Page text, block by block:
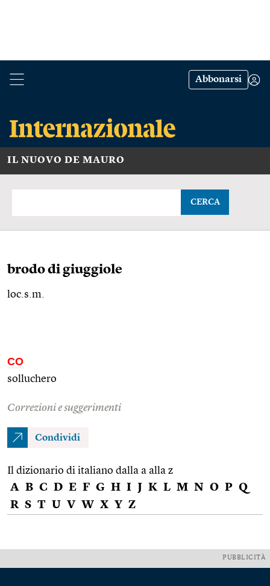
Abbonarsi
IL NUOVO DE MAURO
CERCA
brodo di giuggiole
loc.s.m.
CO
solluchero
Correzioni e suggerimenti
Condividi
Il dizionario di italiano dalla a alla z
A B C D E F G H I J K L M N O P Q
R S T U V W X Y Z
PUBBLICITÀ